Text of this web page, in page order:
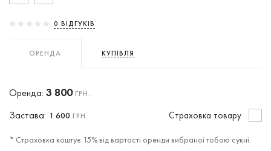
0 ВIДГУКIВ
ОРЕНДА КУПІВЛЯ
Оренда: 3 800ГРН.
Застава: 1 600 ГРН. Cтраховка товару
* Страховка коштує 15% від вартості оренди вибраної тобою сукні.